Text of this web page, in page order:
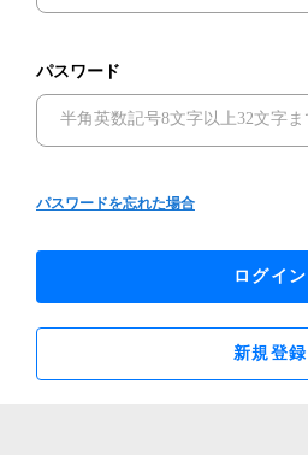
パスワード
パスワードを忘れた場合
ログイン
新規登録